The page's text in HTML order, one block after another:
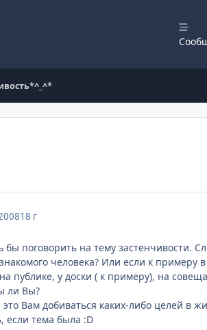
18 г
бы поговорить на тему застенчивости.
человека? Или если к примеру
публике, у доски ( к примеру), на
ли Вы?
Вам добиваться каких-либо целей в
если тема была :D